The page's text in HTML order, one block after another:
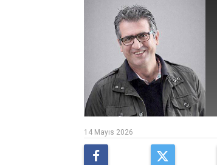
14 Mayıs 2026